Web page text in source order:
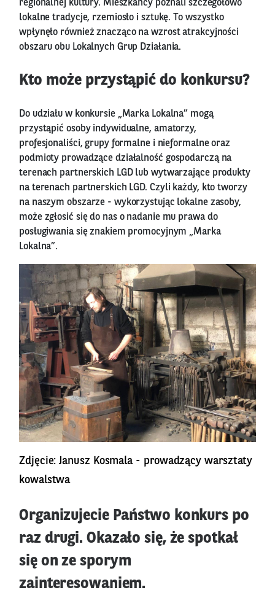
regionalnej kultury. Mieszkańcy poznali szczegółowo
lokalne tradycje, rzemiosło i sztukę. To wszystko
wpłynęło również znacząco na wzrost atrakcyjności
obszaru obu Lokalnych Grup Działania.
Kto może przystąpić do konkursu?
Do udziału w konkursie „Marka Lokalna” mogą
przystąpić osoby indywidualne, amatorzy,
profesjonaliści, grupy formalne i nieformalne oraz
podmioty prowadzące działalność gospodarczą na
terenach partnerskich LGD lub wytwarzające produkty
na terenach partnerskich LGD. Czyli każdy, kto tworzy
na naszym obszarze - wykorzystując lokalne zasoby,
może zgłosić się do nas o nadanie mu prawa do
posługiwania się znakiem promocyjnym „Marka
Lokalna”.
Zdjęcie: Janusz Kosmala - prowadzący warsztaty
kowalstwa
Organizujecie Państwo konkurs po
raz drugi. Okazało się, że spotkał
się on ze sporym
zainteresowaniem.